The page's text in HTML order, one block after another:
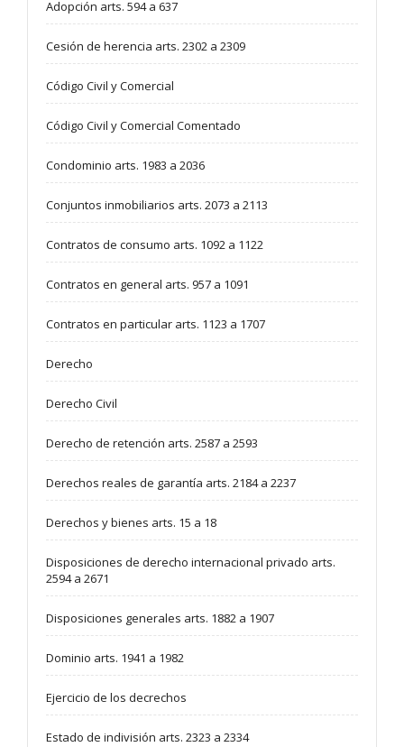
Adopción arts. 594 a 637
Cesión de herencia arts. 2302 a 2309
Código Civil y Comercial
Código Civil y Comercial Comentado
Condominio arts. 1983 a 2036
Conjuntos inmobiliarios arts. 2073 a 2113
Contratos de consumo arts. 1092 a 1122
Contratos en general arts. 957 a 1091
Contratos en particular arts. 1123 a 1707
Derecho
Derecho Civil
Derecho de retención arts. 2587 a 2593
Derechos reales de garantía arts. 2184 a 2237
Derechos y bienes arts. 15 a 18
Disposiciones de derecho internacional privado arts.
2594 a 2671
Disposiciones generales arts. 1882 a 1907
Dominio arts. 1941 a 1982
Ejercicio de los decrechos
Estado de indivisión arts. 2323 a 2334